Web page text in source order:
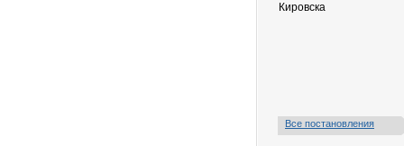
Кировска
Все постановления